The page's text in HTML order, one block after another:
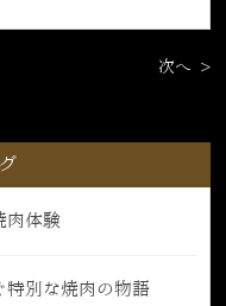
次へ >
肉体験
特別な焼肉の物語